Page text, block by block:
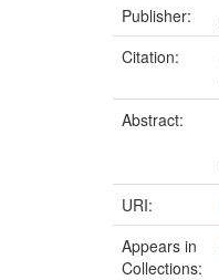
Publisher:
Citation:
Abstract:
URI:
Appears in
Collections: